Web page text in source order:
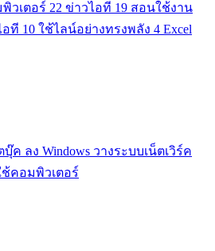
วเตอร์ 22 ข่าวไอที 19 สอนใช้งาน
อที 10 ใช้ไลน์อย่างทรงพลัง 4 Excel
บุ๊ค ลง Windows วางระบบเน็ตเวิร์ค
คอมพิวเตอร์